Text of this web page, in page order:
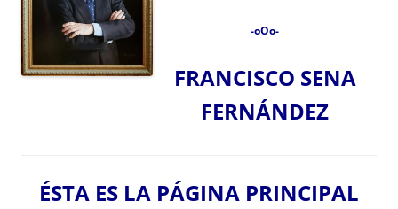
-oOo-
FRANCISCO SENA
FERNÁNDEZ
ÉSTA ES LA PÁGINA PRINCIPAL